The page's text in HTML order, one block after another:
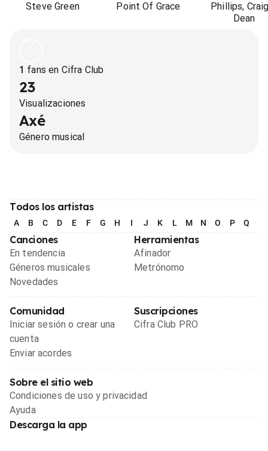
Steve Green Point Of Grace
Phillips,
Dean
1 fans en Cifra Club
23
Visualizaciones
Axé
Género musical
Todos los artistas
A B C D E F G H I J K L M N O P Q
Canciones
En tendencia
Géneros musicales
Novedades
Herramientas
Afinador
Metrónomo
Comunidad
Iniciar sesión o crear una
cuenta
Enviar acordes
Suscripciones
Cifra Club PRO
Sobre el sitio web
Condiciones de uso y privacidad
Ayuda
Descarga la app